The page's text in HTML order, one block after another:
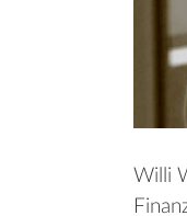
Willi